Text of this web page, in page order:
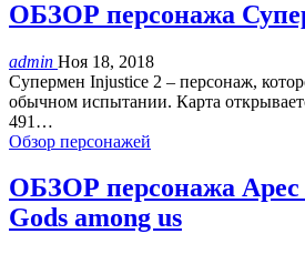
ОБЗОР персонажа
admin Ноя 18, 2018
Супермен Injustice 2 – персонаж,
обычном испытании. Карта
491…
Обзор персонажей
ОБЗОР персонажа Арес
Gods among us